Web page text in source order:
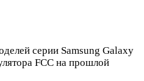
серии Samsung Galaxy
FCC на прошлой